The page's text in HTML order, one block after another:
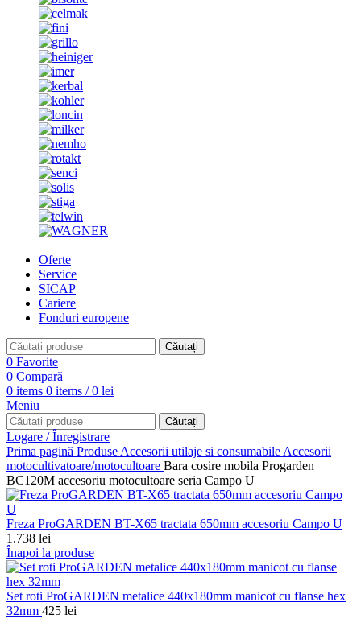
Oferte
Service
SICAP
Cariere
Fonduri europene
Căutați
0 Favorite
0 Compară
0 items 0 items / 0 lei
Meniu
Căutați
Logare / Înregistrare
Prima pagină Produse Accesorii utilaje si consumabile Accesorii
motocultivatoare/motocultoare Bara cosire mobila Progarden
BC120M accesoriu motocultoare seria Campo U
Freza ProGARDEN BT-X65 tractata 650mm accesoriu Campo U
1.738 lei
Înapoi la produse
Set roti ProGARDEN metalice 440x180mm manicot cu flanse hex
32mm 425 lei